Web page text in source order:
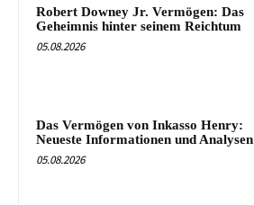
Robert Downey Jr. Vermögen: Das
Geheimnis hinter seinem Reichtum
05.08.2026
Das Vermögen von Inkasso Henry:
Neueste Informationen und Analysen
05.08.2026